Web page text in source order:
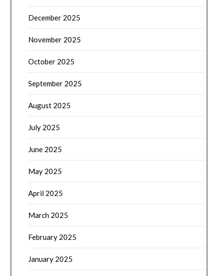
December 2025
November 2025
October 2025
September 2025
August 2025
July 2025
June 2025
May 2025
April 2025
March 2025
February 2025
January 2025